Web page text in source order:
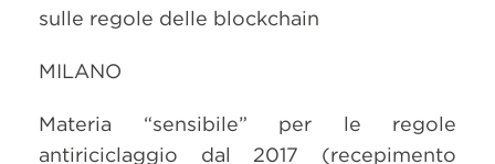
sulle regole delle blockchain
MILANO
Materia “sensibile” per le regole
antiriciclaggio dal 2017 (recepimento